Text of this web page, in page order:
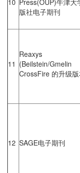
10 Press(OUP)牛津大
版社电子期刊
11
Reaxys
(Beilstein/Gmelin
CrossFire 的升级
12 SAGE电子期刊